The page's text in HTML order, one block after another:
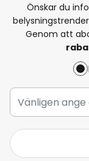
Önskar du
Genom att